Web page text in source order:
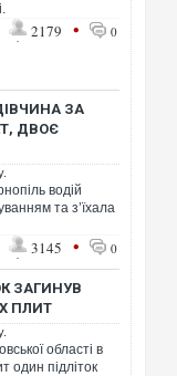
2179 • 0
ЗА
ДВОЄ
водій
та з’їхала
3145 • 0
ЗАГИНУВ
ПЛИТ
області в
один підліток